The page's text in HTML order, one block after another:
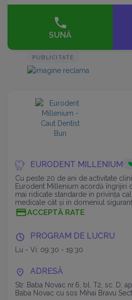
SUNĂ
PUBLICITATE
EURODENT MILLENIUM
Cu peste 20 de ani de activitate
Eurodent Millenium acordă îngrijiri
mai ridicate standarde in privința
medicale cât și in domeniul
ACCEPTĂ RATE
PROGRAM DE LUCRU
Lu - Vi: 09:30 - 19:30
ADRESĂ
Str. Baba Novac nr.6, bl. T2, sc. D,
Baba Novac cu sos Mihai Bravu